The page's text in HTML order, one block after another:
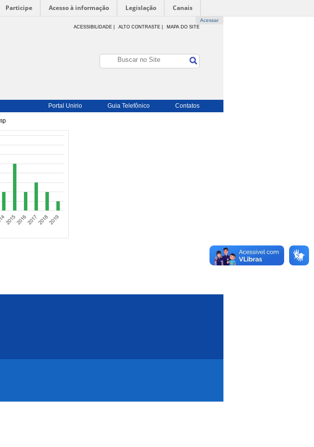
Participe Acesso à informação Legislação Canais
Acessar
ACESSIBILIDADE ALTO CONTRASTE | MAPA DO SITE
Portal Unirio Guia Telefônico Contatos